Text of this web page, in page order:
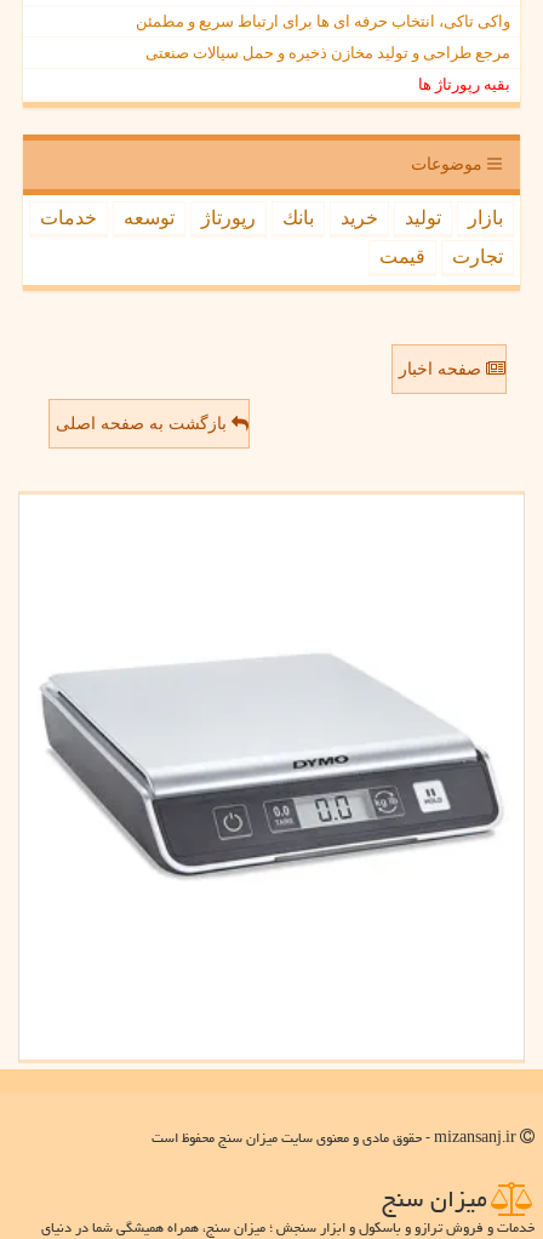
واکی تاکی، انتخاب حرفه ای ها برای ارتباط سریع و مطمئن
مرجع طراحی و تولید مخازن ذخیره و حمل سیالات صنعتی
بقیه رپورتاژ ها
موضوعات
بازار تولید خرید بانك رپورتاژ توسعه
خدمات
تجارت
قیمت
صفحه اخبار
بازگشت به صفحه اصلی
میزان سنج
خدمات و فروش ترازو و باسکول و ابزار سنجش ؛ میزان سنج، همراه همیشگی شما در دنیای